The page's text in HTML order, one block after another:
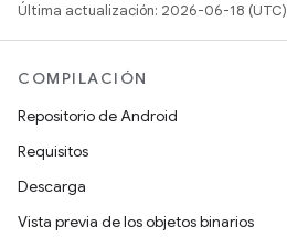
Última actualización: 2026-06-18 (UTC)
COMPILACIÓN
Repositorio de Android
Requisitos
Descarga
Vista previa de los objetos binarios